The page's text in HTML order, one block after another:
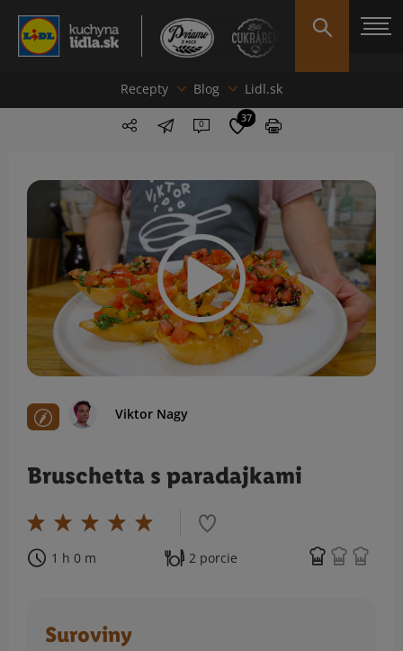
Recepty Blog Lidl.sk
0 37
Viktor Nagy
Bruschetta s paradajkami
1 h 0 m 2 porcie
Suroviny